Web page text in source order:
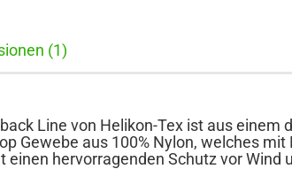
(1)
Line von Helikon-Tex ist aus einem
Gewebe aus 100% Nylon, welches
hervorragenden Schutz vor Wind